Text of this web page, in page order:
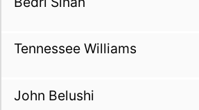
Tennessee Williams
John Belushi